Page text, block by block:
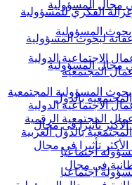
مجال المسؤولية
المسؤولية
الاجتماعية الدولية
المجتمعية
بالدول
تأثيرا في مجال
اجتماعيا
في مجال
الفكري للمسؤولية
لبحوث المسؤولية
مجال المسؤولية
المسؤولية المجتمعية
الاجتماعية الدولية
المجتمعية الرقمية
بالدول العربية
تأثيرا في مجال
اجتماعيا